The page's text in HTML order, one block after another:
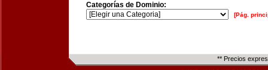
Categorías de Dominio:
[Pág.
** Precios